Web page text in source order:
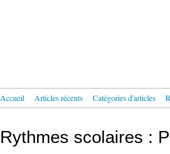
Accueil Articles récents Catégories d'articles
Rythmes scolaires :